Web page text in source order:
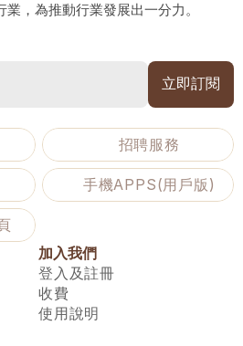
，為推動行業發展出一分力。
招聘服務
手機APPS(用戶版)
加入我們
登入及註冊
收費
使用說明